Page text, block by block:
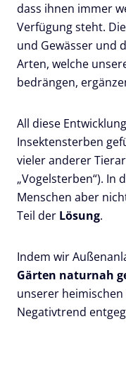
dass ihnen immer
Verfügung steht. Die
und Gewässer und
Arten, welche
bedrängen,
All diese
Insektensterben
vieler anderer
„Vogelsterben“). In
Menschen aber
Teil der Lösung.
Indem wir
Gärten naturnah
unserer
Negativtrend